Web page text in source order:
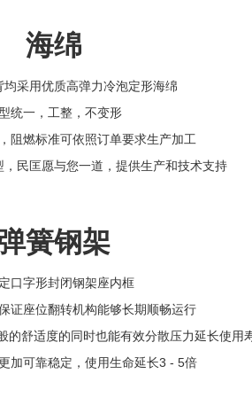
海绵
均采用优质高弹力冷泡定形海绵
统一，工整，不变形
阻燃标准可依照订单要求生产加工
民匡愿与您一道，提供生产和技术支持
簧钢架
口字形封闭钢架座内框
证座位翻转机构能够长期顺畅运行
的舒适度的同时也能有效分散压力延长使用
加可靠稳定，使用生命延长3 - 5倍